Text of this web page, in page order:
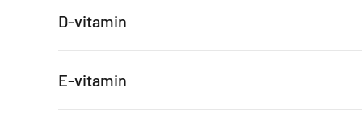
D-vitamin
E-vitamin